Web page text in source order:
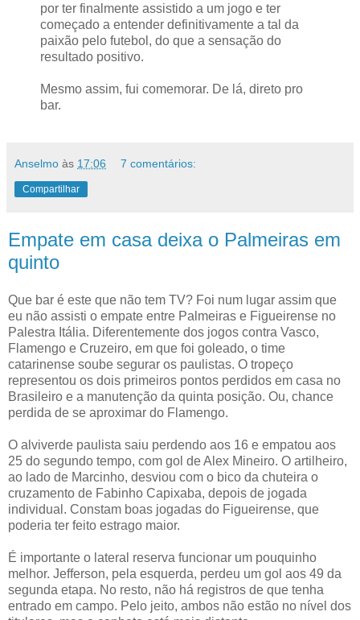
por ter finalmente assistido a um jogo e ter
começado a entender definitivamente a tal da
paixão pelo futebol, do que a sensação do
resultado positivo.
Mesmo assim, fui comemorar. De lá, direto pro
bar.
Anselmo às 17:06 7 comentários:
Compartilhar
Empate em casa deixa o Palmeiras em
quinto
Que bar é este que não tem TV? Foi num lugar assim que
eu não assisti o empate entre Palmeiras e Figueirense no
Palestra Itália. Diferentemente dos jogos contra Vasco,
Flamengo e Cruzeiro, em que foi goleado, o time
catarinense soube segurar os paulistas. O tropeço
representou os dois primeiros pontos perdidos em casa no
Brasileiro e a manutenção da quinta posição. Ou, chance
perdida de se aproximar do Flamengo.
O alviverde paulista saiu perdendo aos 16 e empatou aos
25 do segundo tempo, com gol de Alex Mineiro. O artilheiro,
ao lado de Marcinho, desviou com o bico da chuteira o
cruzamento de Fabinho Capixaba, depois de jogada
individual. Constam boas jogadas do Figueirense, que
poderia ter feito estrago maior.
É importante o lateral reserva funcionar um pouquinho
melhor. Jefferson, pela esquerda, perdeu um gol aos 49 da
segunda etapa. No resto, não há registros de que tenha
entrado em campo. Pelo jeito, ambos não estão no nível dos